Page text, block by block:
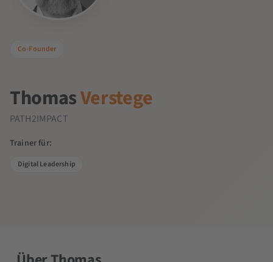
Co-Founder
ThomasVerstege
PATH2IMPACT
Trainer für:
Digital Leadership